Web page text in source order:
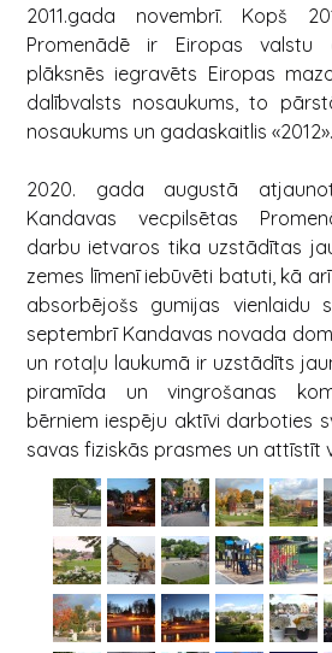
2011.gada novembrī. Kopš
Promenādē ir Eiropas valstu
plāksnēs iegravēts Eiropas
dalībvalsts nosaukums, to
nosaukums un gadaskaitlis «2012».
2020. gada augustā
Kandavas vecpilsētas
darbu ietvaros tika uzstādītas
zemes līmenī iebūvēti batuti, kā
absorbējošs gumijas vienlaidu
septembrī Kandavas novada
un rotaļu laukumā ir uzstādīts
piramīda un vingrošanas
bērniem iespēju aktīvi darboties
savas fiziskās prasmes un attīstīt